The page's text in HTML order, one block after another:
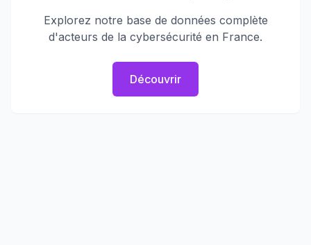
Explorez notre base de données complète
d'acteurs de la cybersécurité en France.
Découvrir